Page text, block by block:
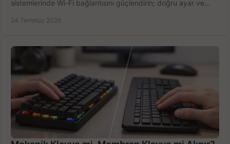
sistemlerinde Wi-Fi bağlantısını güçlendirin; doğru ayar ve
24 Temmuz 2026